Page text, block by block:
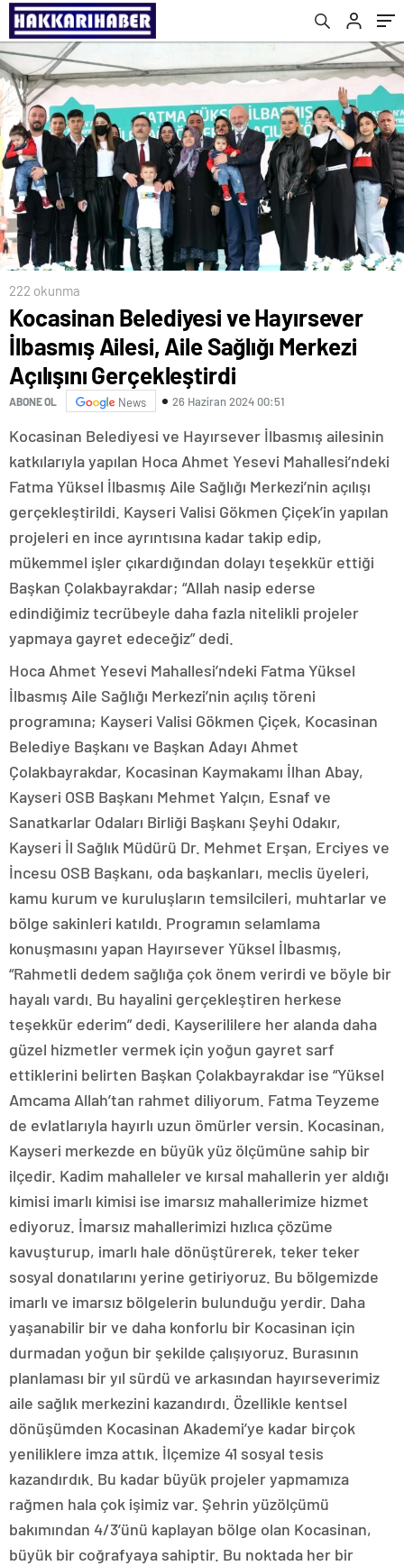
Gerçekleştirdi
222 okunma
Kocasinan Belediyesi ve Hayırsever
İlbasmış Ailesi, Aile Sağlığı Merkezi
Açılışını Gerçekleştirdi
ABONE OL News 26 Haziran 2024 00:51
Kocasinan Belediyesi ve Hayırsever İlbasmış ailesinin
katkılarıyla yapılan Hoca Ahmet Yesevi Mahallesi’ndeki
Fatma Yüksel İlbasmış Aile Sağlığı Merkezi’nin açılışı
gerçekleştirildi. Kayseri Valisi Gökmen Çiçek’in yapılan
projeleri en ince ayrıntısına kadar takip edip,
mükemmel işler çıkardığından dolayı teşekkür ettiği
Başkan Çolakbayrakdar; “Allah nasip ederse
edindiğimiz tecrübeyle daha fazla nitelikli projeler
yapmaya gayret edeceğiz” dedi.
Hoca Ahmet Yesevi Mahallesi’ndeki Fatma Yüksel
İlbasmış Aile Sağlığı Merkezi’nin açılış töreni
programına; Kayseri Valisi Gökmen Çiçek, Kocasinan
Belediye Başkanı ve Başkan Adayı Ahmet
Çolakbayrakdar, Kocasinan Kaymakamı İlhan Abay,
Kayseri OSB Başkanı Mehmet Yalçın, Esnaf ve
Sanatkarlar Odaları Birliği Başkanı Şeyhi Odakır,
Kayseri İl Sağlık Müdürü Dr. Mehmet Erşan, Erciyes ve
İncesu OSB Başkanı, oda başkanları, meclis üyeleri,
kamu kurum ve kuruluşların temsilcileri, muhtarlar ve
bölge sakinleri katıldı. Programın selamlama
konuşmasını yapan Hayırsever Yüksel İlbasmış,
“Rahmetli dedem sağlığa çok önem verirdi ve böyle bir
hayalı vardı. Bu hayalini gerçekleştiren herkese
teşekkür ederim” dedi. Kayserililere her alanda daha
güzel hizmetler vermek için yoğun gayret sarf
ettiklerini belirten Başkan Çolakbayrakdar ise “Yüksel
Amcama Allah’tan rahmet diliyorum. Fatma Teyzeme
de evlatlarıyla hayırlı uzun ömürler versin. Kocasinan,
Kayseri merkezde en büyük yüz ölçümüne sahip bir
ilçedir. Kadim mahalleler ve kırsal mahallerin yer aldığı
kimisi imarlı kimisi ise imarsız mahallerimize hizmet
ediyoruz. İmarsız mahallerimizi hızlıca çözüme
kavuşturup, imarlı hale dönüştürerek, teker teker
sosyal donatılarını yerine getiriyoruz. Bu bölgemizde
imarlı ve imarsız bölgelerin bulunduğu yerdir. Daha
yaşanabilir bir ve daha konforlu bir Kocasinan için
durmadan yoğun bir şekilde çalışıyoruz. Burasının
planlaması bir yıl sürdü ve arkasından hayırseverimiz
aile sağlık merkezini kazandırdı. Özellikle kentsel
dönüşümden Kocasinan Akademi’ye kadar birçok
yeniliklere imza attık. İlçemize 41 sosyal tesis
kazandırdık. Bu kadar büyük projeler yapmamıza
rağmen hala çok işimiz var. Şehrin yüzölçümü
bakımından 4/3’ünü kaplayan bölge olan Kocasinan,
büyük bir coğrafyaya sahiptir. Bu noktada her bir